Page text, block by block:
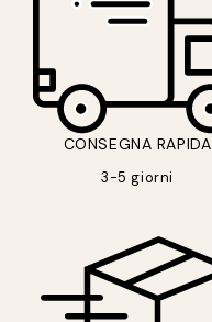
CONSEGNA RAPIDA
3-5 giorni